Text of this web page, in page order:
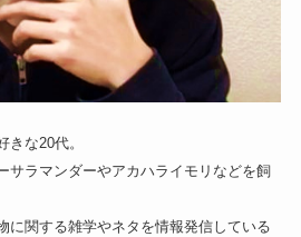
な20代。
サラマンダーやアカハライモリなどを飼
に関する雑学やネタを情報発信している